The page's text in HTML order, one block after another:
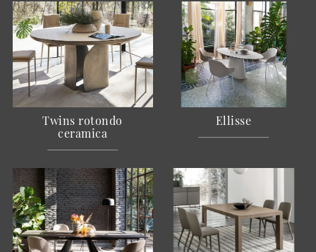
Twins rotondo
ceramica
Ellisse